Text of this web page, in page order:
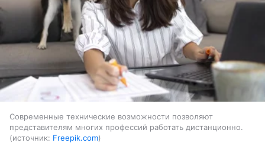
Современные технические возможности позволяют
представителям многих профессий работать дистанционно.
источник: Freepik.com